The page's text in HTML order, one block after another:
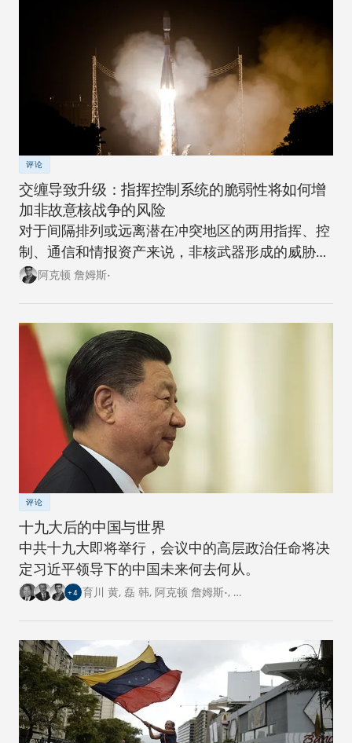
评论
交缠导致升级：指挥控制系统的脆弱性将如何增
加非故意核战争的风险
对于间隔排列或远离潜在冲突地区的两用指挥、控
制、通信和情报资产来说，非核武器形成的威胁越
来越大。
阿克顿 詹姆斯•
评论
十九大后的中国与世界
中共十九大即将举行，会议中的高层政治任命将决
定习近平领导下的中国未来何去何从。
+4 育川 黄, 磊 韩, 阿克顿 詹姆斯•, …